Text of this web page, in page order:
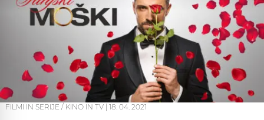
FILMI IN SERIJE / KINO IN TV 18. 04. 2021